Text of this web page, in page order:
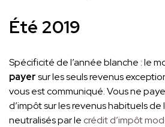
Été 2019
Spécificité de l’année blanche : le
payersur les seuls revenus
vous est communiqué. Vous ne
d’impôt sur les revenus habituels de
neutralisés par le crédit d’impôt